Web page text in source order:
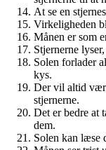
At se en
Virkeligheden
Månen er som
Stjernerne
Solen forlader
kys.
Der vil altid
stjernerne.
Det er bedre at
dem.
Solen kan læse